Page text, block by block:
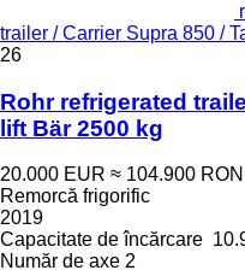
trailer / Carrier Supra 850 /
26
Rohr refrigerated
lift Bär 2500 kg
20.000 EUR ≈ 104.900 RON
Remorcă frigorific
2019
Capacitate de încărcare
Număr de axe 2